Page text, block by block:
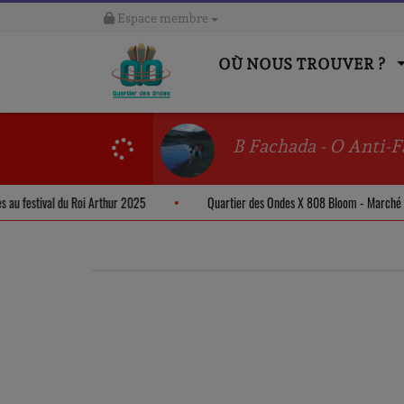
Espace membre
OÙ NOUS TROUVER ?
B Fachada - O Anti-
au festival du Roi Arthur 2025 Quartier des Ondes X 808 Bloom -